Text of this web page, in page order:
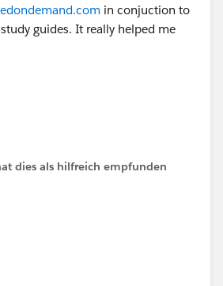
in conjuction to
guides. It really helped me
dies als hilfreich empfunden